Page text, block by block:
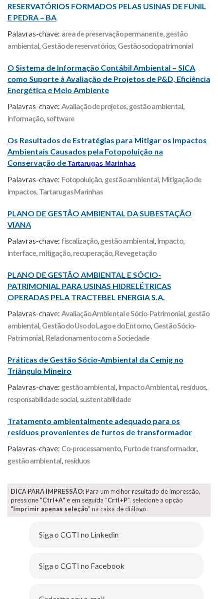
RESERVATÓRIOS FORMADOS PELAS USINAS DE FUNIL
E PEDRA – BA
Palavras-chave: area de preservação permanente, gestão
ambiental, Gestão de reservatórios, Gestão sociopatrimonial
O Sistema de Informação Contábil Ambiental – SICA
como Suporte à Avaliação de Projetos de P&D, Eficiência
Energética e Meio Ambiente
Palavras-chave: Avaliação de projetos, gestão ambiental,
informação, software
Os Resultados de Estratégias para Mitigar os Impactos
Ambientais Causados pela Fotopoluição na
Conservação deTartarugas Marinhas
Palavras-chave: Fotopoluição, gestão ambiental, Mitigação de
Impactos, Tartarugas Marinhas
PLANO DE GESTÃO AMBIENTAL DA SUBESTAÇÃO
VIANA
Palavras-chave: fiscalização, gestão ambiental, Impacto,
Interface, mitigação, recuperação, Revegetação
PLANO DE GESTÃO AMBIENTAL E SÓCIO-
PATRIMONIAL PARA USINAS HIDRELÉTRICAS
OPERADAS PELA TRACTEBEL ENERGIA S.A.
Palavras-chave: Avaliação Ambiental e Sócio-Patrimonial, gestão
ambiental, Gestão do Uso do Lago e do Entorno, Gestão Sócio-
Patrimonial, Relacionamento com a Sociedade
Práticas de Gestão Sócio-Ambiental da Cemig no
Triângulo Mineiro
Palavras-chave: gestão ambiental, Impacto Ambiental, resíduos,
responsabilidade social, sustentabilidade
Tratamento ambientalmente adequado para os
resíduos provenientes de furtos de transformador
Palavras-chave: Co-processamento, Furto de transformador,
gestão ambiental, resíduos
DICA PARA IMPRESSÃO: Para um melhor resultado de impressão,
pressione "Ctrl+A" e em seguida "Crtl+P", selecione a opção
"Imprimir apenas seleção" na caixa de diálogo.
Siga o CGTI no Linkedin
Siga o CGTI no Facebook